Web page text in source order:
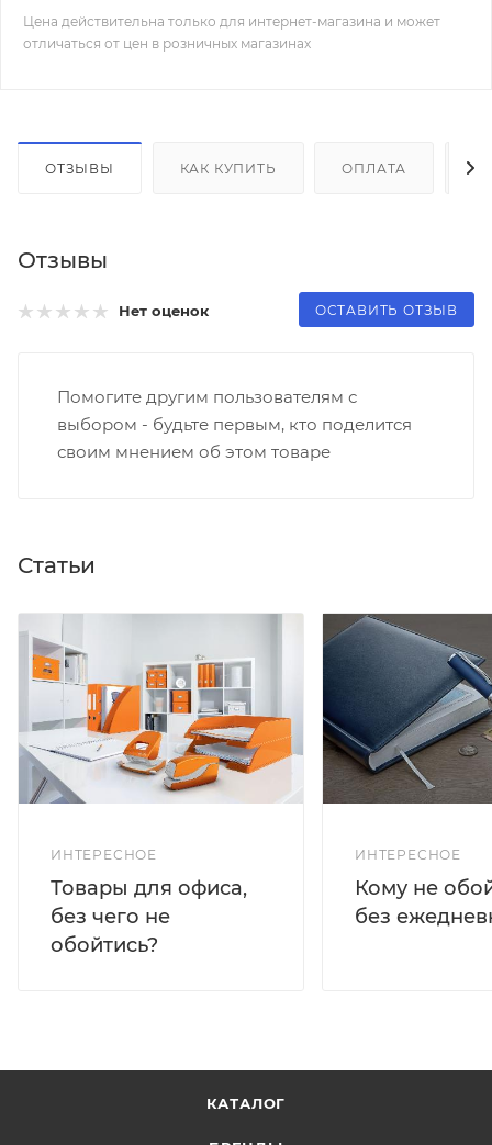
Цена действительна только для интернет-магазина и может
отличаться от цен в розничных магазинах
ОТЗЫВЫ КАК КУПИТЬ ОПЛАТА
Отзывы
Нет оценок ОСТАВИТЬ ОТЗЫВ
Помогите другим пользователям с
выбором - будьте первым, кто поделится
своим мнением об этом товаре
Статьи
ИНТЕРЕСНОЕ
Товары для офиса,
без чего не
обойтись?
ИНТЕРЕСНОЕ
Кому не
без
КАТАЛОГ